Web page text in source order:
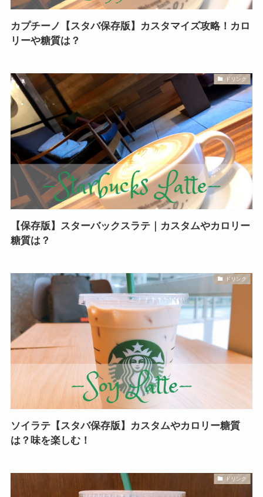
カプチーノ【スタバ保存版】カスタマイズ攻略！カロ
リーや糖質は？
ドリンク
【保存版】スターバックスラテ｜カスタムやカロリー
糖質は？
ドリンク
ソイラテ【スタバ保存版】カスタムやカロリー糖質
は？味を楽しむ！
ドリンク